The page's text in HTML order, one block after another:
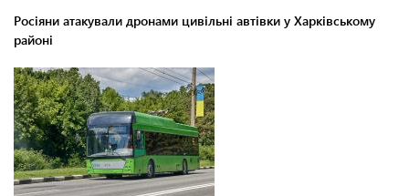
Росіяни атакували дронами цивільні автівки у Харківському
районі